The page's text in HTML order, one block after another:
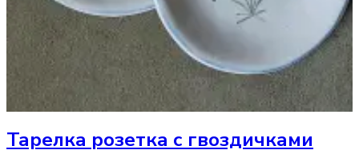
Тарелка розетка с гвоздичками